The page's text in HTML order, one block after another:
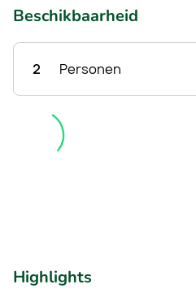
Beschikbaarheid
2 Personen
Highlights